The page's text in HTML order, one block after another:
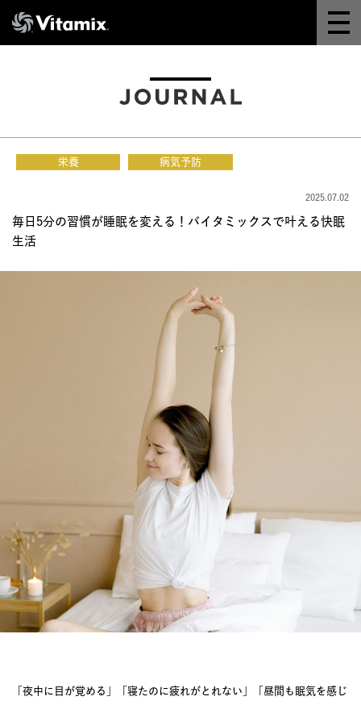
オンラインストア
レシピ
よくある質問
製品情報
レビュー
栄養 病気予防
2025.07.02
毎日5分の習慣が睡眠を変える！バイタミックスで叶える快眠
生活
「夜中に目が覚める」「寝たのに疲れがとれない」「昼間も眠気を感じ